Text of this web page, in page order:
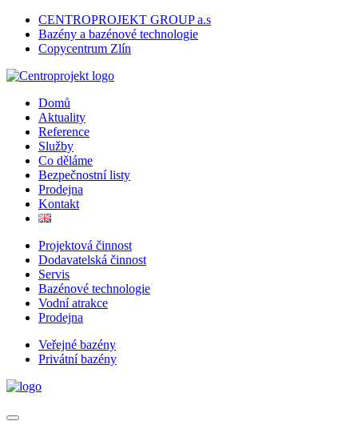
CENTROPROJEKT GROUP a.s
Bazény a bazénové technologie
Copycentrum Zlín
Domů
Aktuality
Reference
Služby
Co děláme
Bezpečnostní listy
Prodejna
Kontakt
Projektová činnost
Dodavatelská činnost
Servis
Bazénové technologie
Vodní atrakce
Prodejna
Veřejné bazény
Privátní bazény